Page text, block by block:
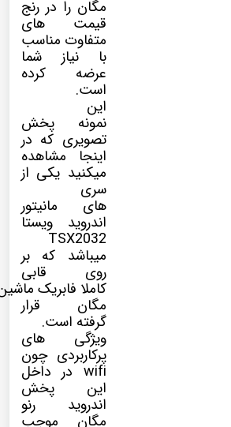
مگان را در رنج
قیمت های
متفاوت مناسب
با نیاز شما
عرضه کرده
است.
این
نمونه پخش
تصویری که در
اینجا مشاهده
میکنید یکی از
سری
های مانیتور
اندروید ویستا
TSX2032
میباشد که بر
روی قابی
کاملا فابریک
مگان قرار
گرفته است.
ویژگی های
پرکاربردی چون
wifi در داخل
این پخش
اندروید رنو
مگان موجب